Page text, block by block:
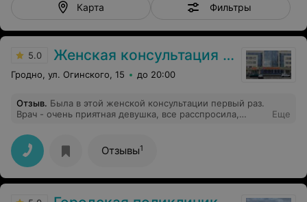
Карта Фильтры
5.0 Женская консультация поликлиники № 8 г. Гродно
Гродно, ул. Огинского, 15 до 20:00
Отзыв. Была в этой женской консультации первый раз.
Врач - очень приятная девушка, все расспросила,
бы таких чутких и внимательных врачей ))
Еще
Отзывы1